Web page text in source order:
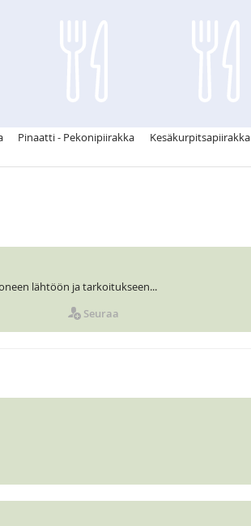
Pinaatti - Pekonipiirakka Kesäkurpitsapiirakka
lähtöön ja tarkoitukseen...
Seuraa